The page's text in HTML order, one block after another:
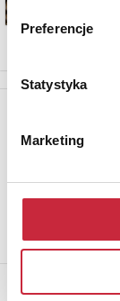
Preferencje
Statystyka
Marketing
Aby